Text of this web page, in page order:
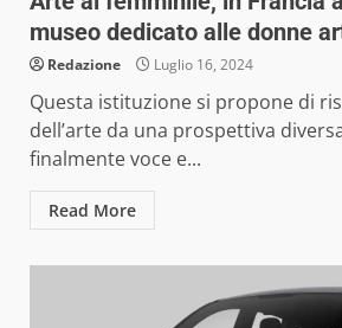
museo dedicato alle donne
Redazione Luglio 16, 2024
Questa istituzione si propone di
dell’arte da una prospettiva
finalmente voce e...
Read More